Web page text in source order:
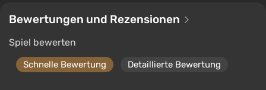
Bewertungen und Rezensionen
Spiel bewerten
Schnelle Bewertung Detaillierte Bewertung